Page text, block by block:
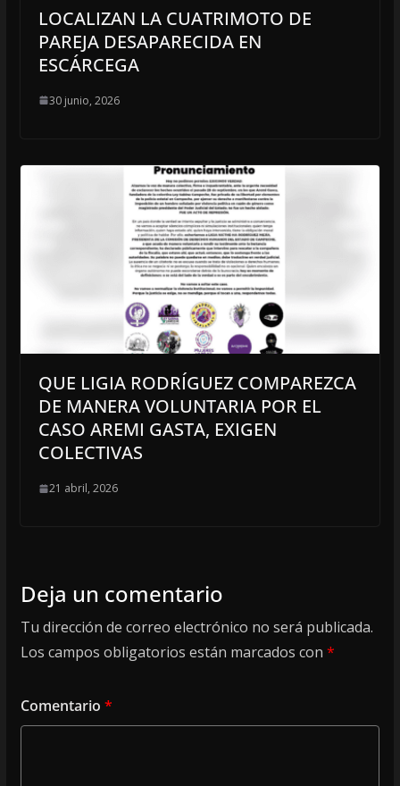
LOCALIZAN LA CUATRIMOTO DE
PAREJA DESAPARECIDA EN
ESCÁRCEGA
30 junio, 2026
QUE LIGIA RODRÍGUEZ COMPAREZCA
DE MANERA VOLUNTARIA POR EL
CASO AREMI GASTA, EXIGEN
COLECTIVAS
21 abril, 2026
Deja un comentario
Tu dirección de correo electrónico no será publicada.
Los campos obligatorios están marcados con *
Comentario *